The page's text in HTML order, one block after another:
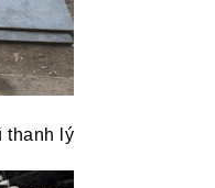
thanh lý